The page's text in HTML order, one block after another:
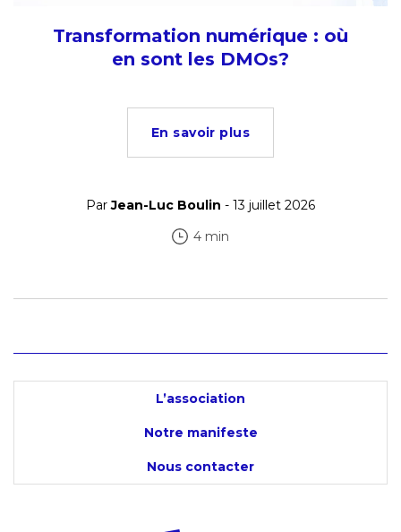
Transformation numérique : où
en sont les DMOs?
En savoir plus
ParJean-Luc Boulin - 13 juillet 2026
4 min
L’association
Notre manifeste
Nous contacter